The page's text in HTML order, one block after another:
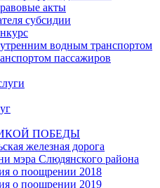
акты
субсидии
водным транспортом
пассажиров
ПОБЕДЫ
железная дорога
мэра Слюдянского района
о поощрении 2018
о поощрении 2019